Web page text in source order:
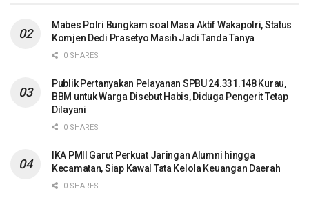
Mabes Polri Bungkam soal Masa Aktif Wakapolri, Status
Komjen Dedi Prasetyo Masih Jadi Tanda Tanya
0 SHARES
Publik Pertanyakan Pelayanan SPBU 24.331.148 Kurau,
BBM untuk Warga Disebut Habis, Diduga Pengerit Tetap
Dilayani
0 SHARES
IKA PMII Garut Perkuat Jaringan Alumni hingga
Kecamatan, Siap Kawal Tata Kelola Keuangan Daerah
0 SHARES